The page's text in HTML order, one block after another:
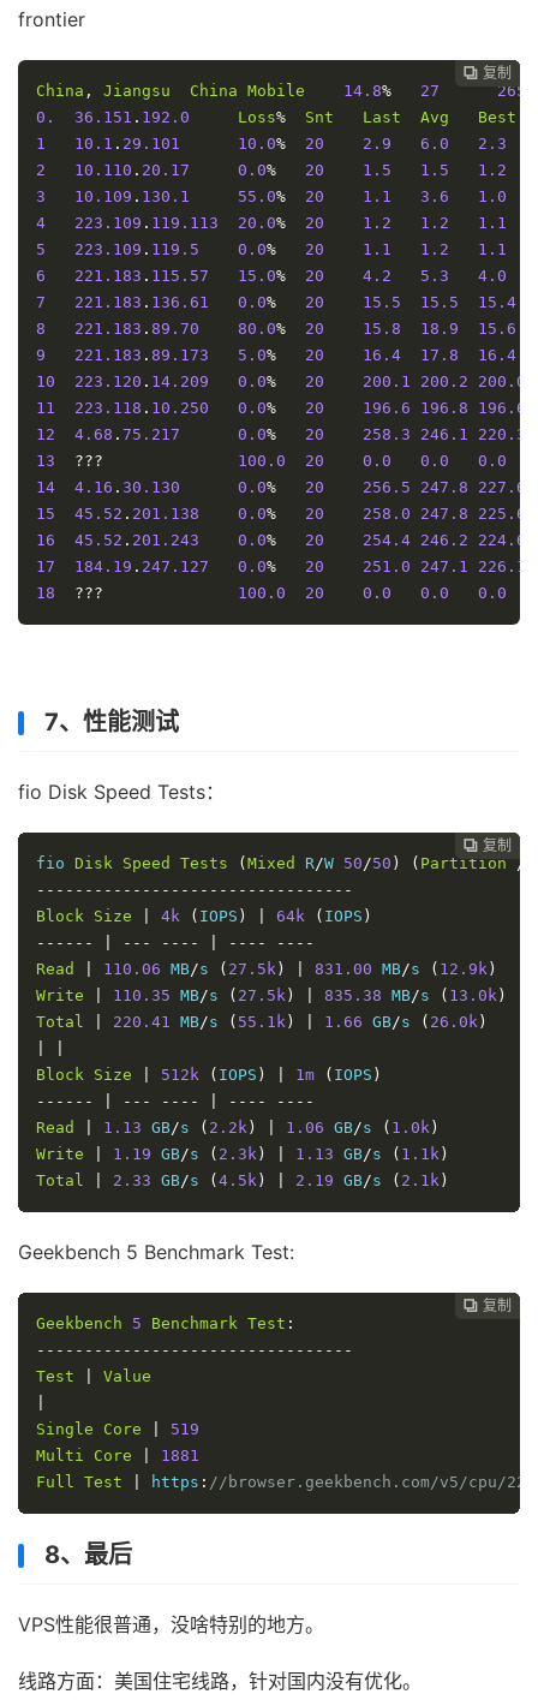
frontier
 复制
 复制
 复制
 复制
 复制
China , Jiangsu China Mobile 14.8% 27
0.
36.151 . 192.0 Loss% Snt Last Avg Best
1
10.1 . 29.101 10.0% 20 2.9 6.0 2.3
2
10.110 . 20.17 0.0% 20 1.5 1.5 1.2
3
10.109 . 130.1 55.0% 20 1.1 3.6 1.0
4
223.109 . 119.113 20.0% 20 1.2 1.2 1.1
5
223.109 . 119.5 0.0% 20 1.1 1.2 1.1
6
221.183 . 115.57 15.0% 20 4.2 5.3 4.0
7
221.183 . 136.61 0.0% 20 15.5 15.5 15.4
8
221.183 . 89.70 80.0% 20 15.8 18.9 15.6
9
221.183 . 89.173 5.0% 20 16.4 17.8 16.4
10
223.120 . 14.209 0.0% 20 200.1 200.2 200.0
11
223.118 . 10.250 0.0% 20 196.6 196.8 196.6
12
4.68 . 75.217 0.0% 20 258.3 246.1 220.3
13
??? 100.0 20 0.0 0.0 0.0
14
4.16 . 30.130 0.0% 20 256.5 247.8 227.6
15
45.52 . 201.138 0.0% 20 258.0 247.8 225.6
16
45.52 . 201.243 0.0% 20 254.4 246.2 224.6
17
184.19 . 247.127 0.0% 20 251.0 247.1 226.1
18
??? 100.0 20 0.0 0.0 0.0
7、性能测试
fio Disk Speed Tests：
 复制
 复制
 复制
 复制
fio Disk Speed Tests (Mixed R /W 50 /50 ) ( Partition /
---------------------------------
Block
Size 4k ( IOPS ) 64k ( IOPS )
------
--- ---- ----
----
Read
110.06 MB/s ( 27.5k ) 831.00 MB/s ( 12.9k )
Write
110.35 MB/s ( 27.5k ) 835.38 MB/s ( 13.0k )
Total
220.41 MB/s ( 55.1k ) 1.66 GB/s ( 26.0k )
Block
Size 512k ( IOPS ) 1m ( IOPS )
------
--- ---- ----
----
Read
1.13 GB/s ( 2.2k ) 1.06 GB/s ( 1.0k )
Write
1.19 GB/s ( 2.3k ) 1.13 GB/s ( 1.1k )
Total
2.33 GB/s (4.5k ) 2.19 GB/s ( 2.1k )
Geekbench 5 Benchmark Test:
 复制
 复制
 复制
Geekbench
5 Benchmark Test :
---------------------------------
Test
Value
Single
Core
519
Multi
Core
1881
Full
Test https : //browser.geekbench.com/v5/cpu/
8、最后
VPS性能很普通，没啥特别的地方。
线路方面：美国住宅线路，针对国内没有优化。